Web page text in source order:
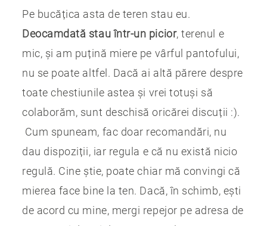
Pe bucățica asta de teren stau eu.
Deocamdată stau într-un picior, terenul e
mic, și am puțină miere pe vârful pantofului,
nu se poate altfel. Dacă ai altă părere despre
toate chestiunile astea și vrei totuși să
colaborăm, sunt deschisă oricărei discuții :).
Cum spuneam, fac doar recomandări, nu
dau dispoziții, iar regula e că nu există nicio
regulă. Cine știe, poate chiar mă convingi că
mierea face bine la ten. Dacă, în schimb, ești
de acord cu mine, mergi repejor pe adresa de